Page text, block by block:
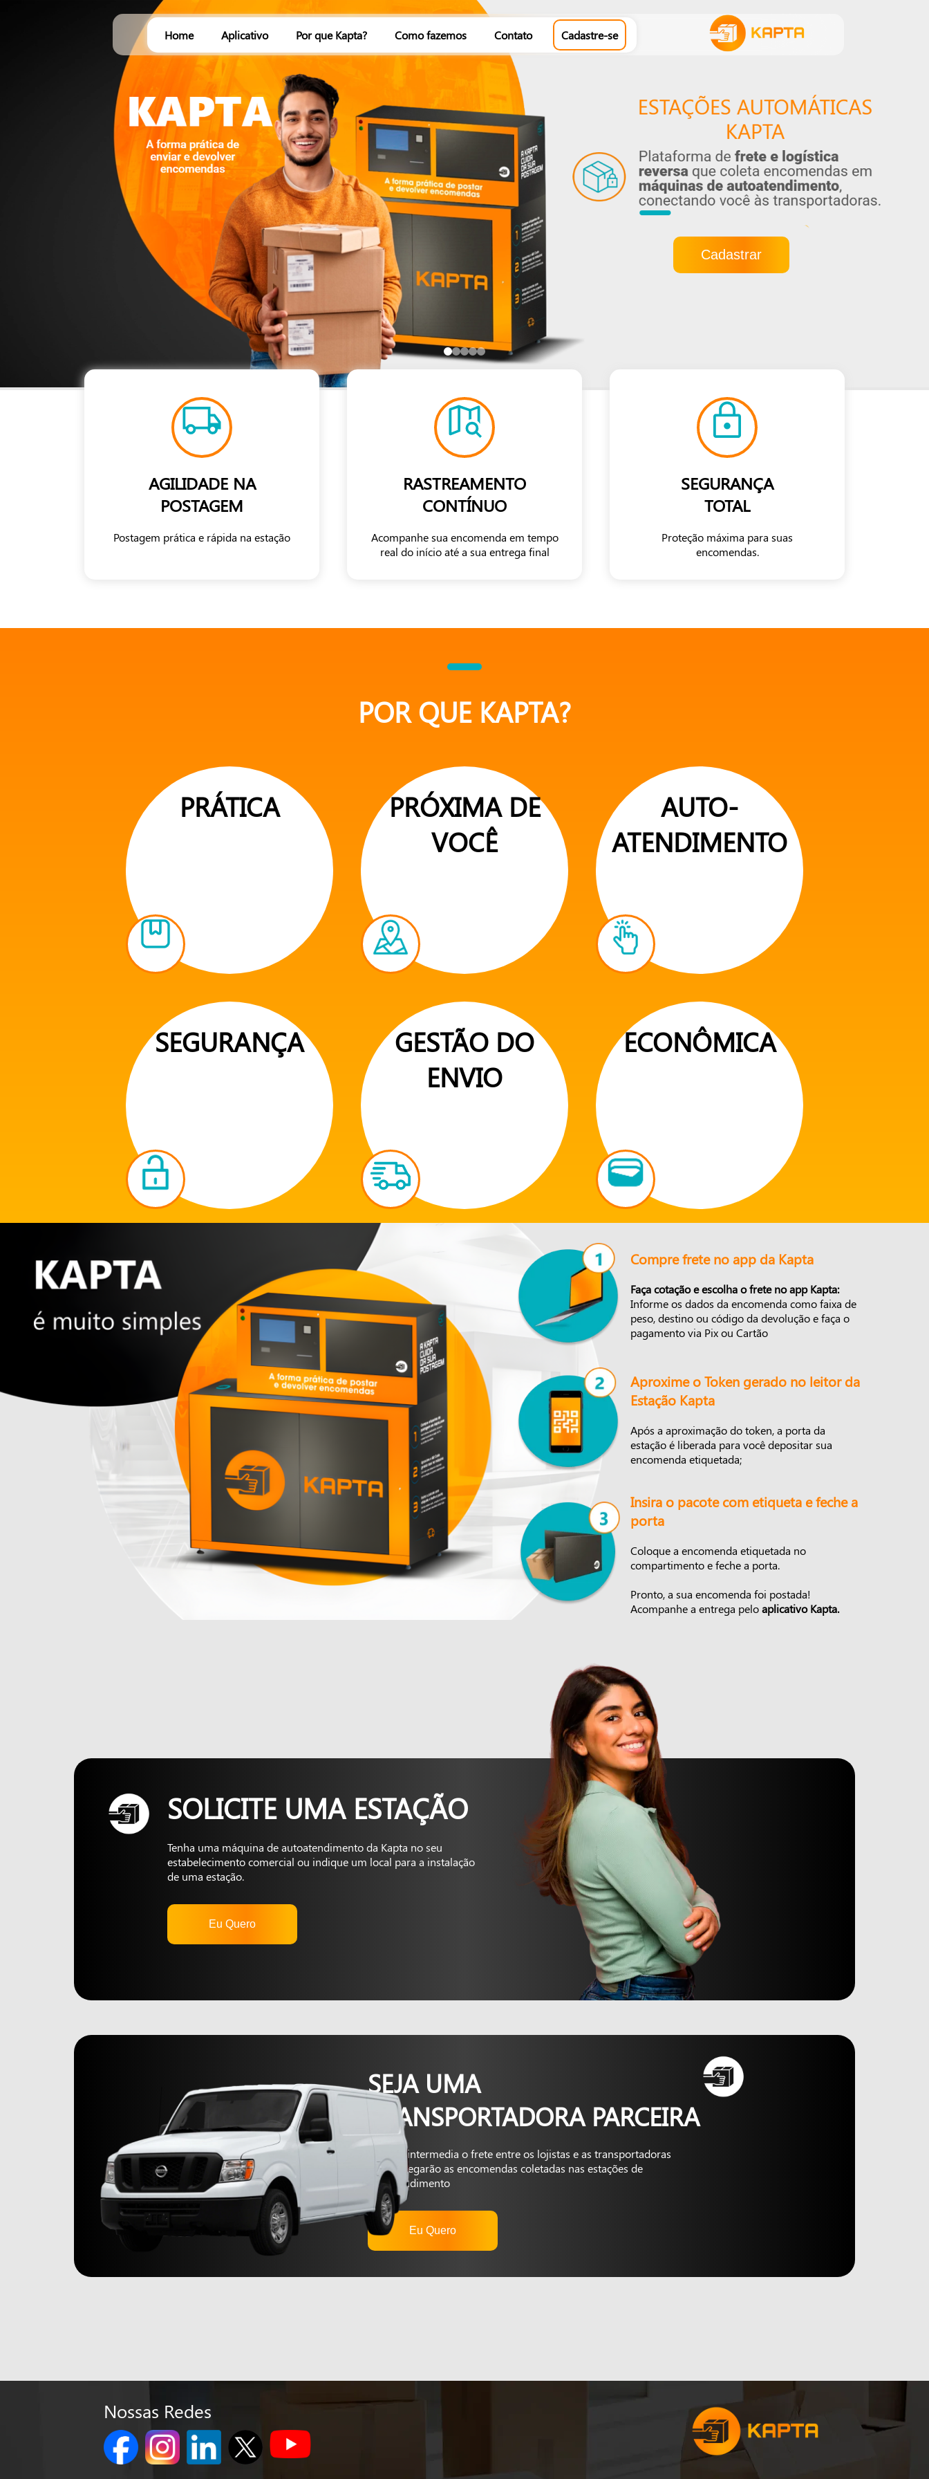
Home Aplicativo Por que Kapta? Como fazemos Contato Cadastre-se
Cadastrar
AGILIDADE NA
POSTAGEM
Postagem prática e rápida na estação
RASTREAMENTO
CONTÍNUO
Acompanhe sua encomenda em tempo
real do início até a sua entrega final
SEGURANÇA
TOTAL
Proteção máxima para suas
encomendas.
POR QUE KAPTA?
PRÁTICA
PRÓXIMA DE
VOCÊ
AUTO-
ATENDIMENTO
SEGURANÇA
GESTÃO DO
ENVIO
ECONÔMICA
Compre frete no app da Kapta
Faça cotação e escolha o frete no app Kapta:
Informe os dados da encomenda como faixa de
peso, destino ou código da devolução e faça o
pagamento via Pix ou Cartão
Aproxime o Token gerado no leitor da
Estação Kapta
Após a aproximação do token, a porta da
estação é liberada para você depositar sua
encomenda etiquetada;
Insira o pacote com etiqueta e feche a
porta
Coloque a encomenda etiquetada no
compartimento e feche a porta.
Pronto, a sua encomenda foi postada!
Acompanhe a entrega peloaplicativo Kapta.
SOLICITE UMA ESTAÇÃO
Tenha uma máquina de autoatendimento da Kapta no seu
estabelecimento comercial ou indique um local para a instalação
de uma estação.
Eu Quero
SEJA UMA
TRANSPORTADORA PARCEIRA
A Kapta intermedia o frete entre os lojistas e as transportadoras
que entregarão as encomendas coletadas nas estações de
autoatendimento
Eu Quero
Nossas Redes